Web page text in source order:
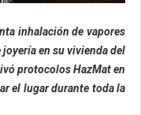
inhalación de vapores
en su vivienda del
protocolos HazMat en
el lugar durante toda la